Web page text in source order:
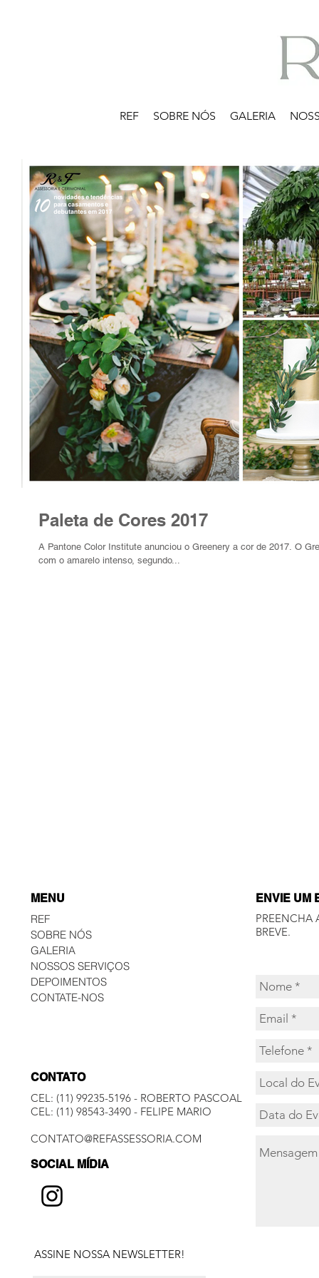
REF SOBRE NÓS GALERIA
Paleta de Cores 2017
A Pantone Color Institute anunciou o Greenery a cor de 2017. O
com o amarelo intenso, segundo...
MENU
REF
SOBRE NÓS
GALERIA
NOSSOS SERVIÇOS
DEPOIMENTOS
CONTATE-NOS
CONTATO
CEL: (11) 99235-5196 - ROBERTO PASCOAL
​CEL: (11) 98543-3490 - FELIPE MARIO
CONTATO@REFASSESSORIA.COM
SOCIAL MÍDIA
ASSINE NOSSA NEWSLETTER!
ENVIE UM
PREENCHA
BREVE.